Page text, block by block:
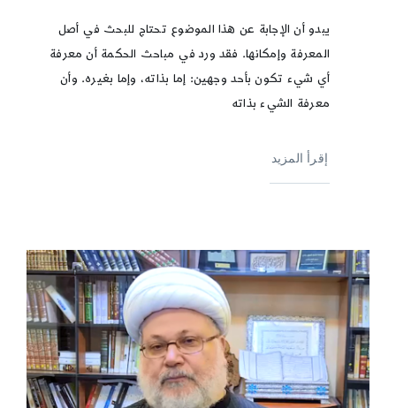
يبدو أن الإجابة عن هذا الموضوع تحتاج للبحث في أصل
المعرفة وإمكانها. فقد ورد في مباحث الحكمة أن معرفة
أي شيء تكون بأحد وجهين: إما بذاته، وإما بغيره. وأن
معرفة الشيء بذاته
إقرأ المزيد